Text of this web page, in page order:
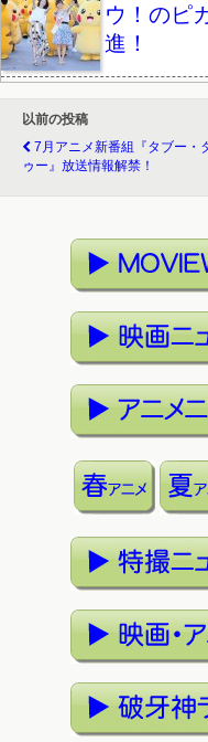
ウ！のピ
進！
以前の投稿
7月アニメ新番組『タブー・
ゥー』放送情報解禁！